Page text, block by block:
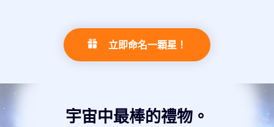
立即命名一顆星！
宇宙中最棒的禮物。